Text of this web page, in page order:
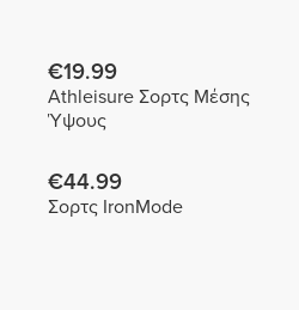
€19.99
Athleisure Σορτς Μέσης
Ύψους
€44.99
Σορτς IronMode